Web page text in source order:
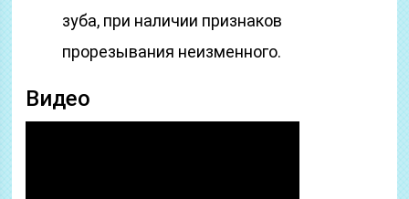
зуба, при наличии признаков
прорезывания неизменного.
Видео